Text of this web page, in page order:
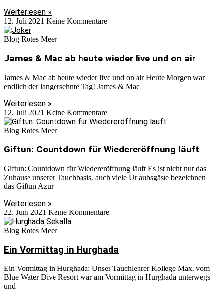
Weiterlesen »
12. Juli 2021 Keine Kommentare
Blog Rotes Meer
James & Mac ab heute wieder live und on air
James & Mac ab heute wieder live und on air Heute Morgen war
endlich der langersehnte Tag! James & Mac
Weiterlesen »
12. Juli 2021 Keine Kommentare
Blog Rotes Meer
Giftun: Countdown für Wiedereröffnung läuft
Giftun: Countdown für Wiedereröffnung läuft Es ist nicht nur das
Zuhause unserer Tauchbasis, auch viele Urlaubsgäste bezeichnen
das Giftun Azur
Weiterlesen »
22. Juni 2021 Keine Kommentare
Blog Rotes Meer
Ein Vormittag in Hurghada
Ein Vormittag in Hurghada: Unser Tauchlehrer Kollege Maxl vom
Blue Water Dive Resort war am Vormittag in Hurghada unterwegs
und